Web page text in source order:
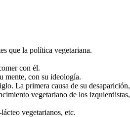
que la política vegetariana.
con él.
mente, con su ideología.
La primera causa de su
vegetariano de los
vegetarianos, etc.